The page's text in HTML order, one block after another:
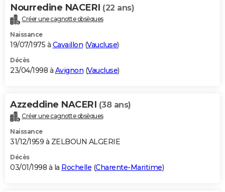
Nourredine NACERI (22 ans)
Créer une cagnotte obsèques
Naissance
19/07/1975 à Cavaillon (Vaucluse)
Décès
23/04/1998 à Avignon (Vaucluse)
Azzeddine NACERI (38 ans)
Créer une cagnotte obsèques
Naissance
31/12/1959 à ZELBOUN ALGERIE
Décès
03/01/1998 à la Rochelle (Charente-Maritime)